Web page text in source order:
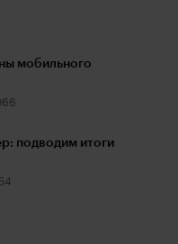
мобильного
подводим итоги